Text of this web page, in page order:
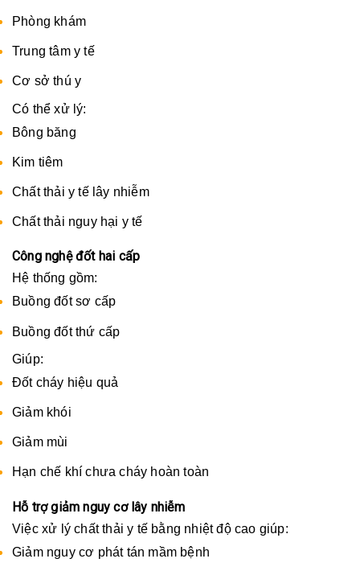
Phòng khám
Trung tâm y tế
Cơ sở thú y
Có thể xử lý:
Bông băng
Kim tiêm
Chất thải y tế lây nhiễm
Chất thải nguy hại y tế
Công nghệ đốt hai cấp
Hệ thống gồm:
Buồng đốt sơ cấp
Buồng đốt thứ cấp
Giúp:
Đốt cháy hiệu quả
Giảm khói
Giảm mùi
Hạn chế khí chưa cháy hoàn toàn
Hỗ trợ giảm nguy cơ lây nhiễm
Việc xử lý chất thải y tế bằng nhiệt độ cao giúp:
Giảm nguy cơ phát tán mầm bệnh